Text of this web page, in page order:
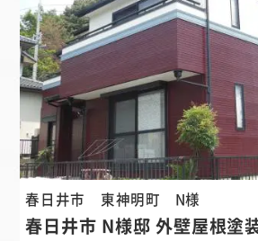
春日井市 東神明町 N様
春日井市 N様邸 外壁屋根塗